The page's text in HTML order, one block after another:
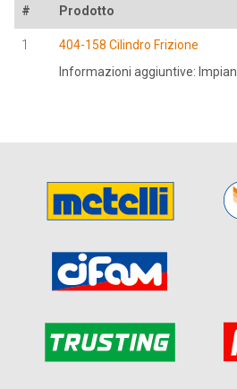
# Prodotto
1
404-158 Cilindro Frizione
Informazioni aggiuntive: